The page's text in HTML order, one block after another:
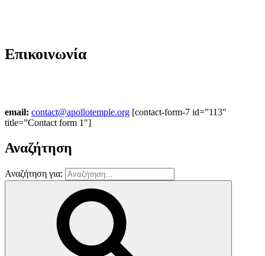
Επικοινωνία
email: contact@apollotemple.org [contact-form-7 id=”113″
title=”Contact form 1″]
Αναζήτηση
Αναζήτηση για: